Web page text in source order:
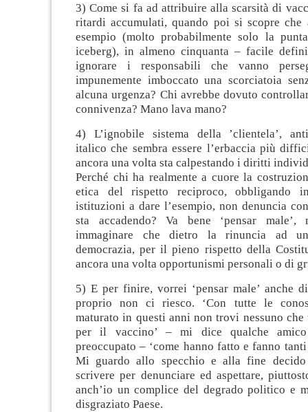
3) Come si fa ad attribuire alla scarsità di
ritardi accumulati, quando poi si scopre che
esempio (molto probabilmente solo la
iceberg), in almeno cinquanta – facile
ignorare i responsabili che vanno
impunemente imboccato una scorciatoia
alcuna urgenza? Chi avrebbe dovuto
connivenza? Mano lava mano?
4) L’ignobile sistema della ’clientela’,
italico che sembra essere l’erbaccia più
ancora una volta sta calpestando i diritti
Perché chi ha realmente a cuore la
etica del rispetto reciproco, obbligando
istituzioni a dare l’esempio, non denuncia
sta accadendo? Va bene ‘pensar male’,
immaginare che dietro la rinuncia ad
democrazia, per il pieno rispetto della
ancora una volta opportunismi personali o di
5) E per finire, vorrei ‘pensar male’ anche
proprio non ci riesco. ‘Con tutte le
maturato in questi anni non trovi nessuno che
per il vaccino’ – mi dice qualche
preoccupato – ‘come hanno fatto e fanno
Mi guardo allo specchio e alla fine decido
scrivere per denunciare ed aspettare,
anch’io un complice del degrado politico e
disgraziato Paese.